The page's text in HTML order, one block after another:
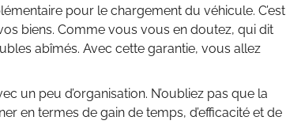
pour le chargement du véhicule. C’est
biens. Comme vous vous en doutez, qui dit
abîmés. Avec cette garantie, vous allez
un peu d’organisation. N’oubliez pas que la
en termes de gain de temps, d’efficacité et de